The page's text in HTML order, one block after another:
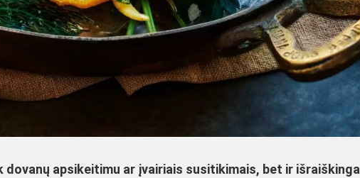
apsikeitimu ar įvairiais susitikimais, bet ir išraiškinga